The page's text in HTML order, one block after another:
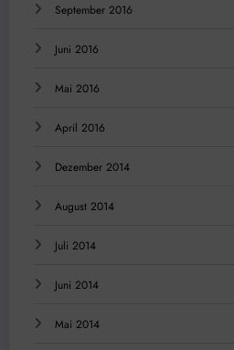
September 2016
Juni 2016
Mai 2016
April 2016
Dezember 2014
August 2014
Juli 2014
Juni 2014
Mai 2014